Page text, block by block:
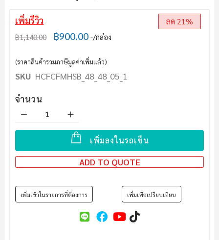
เพิ่มรีวิว
฿1,140.00 ฿900.00 /กล่อง
ลด 21%
(ราคาสินค้ารวมภาษีมูลค่าเพิ่มแล้ว)
SKU HCFCFMHSB_48_48_05_1
จำนวน
เพิ่มลงในรถเข็น
ADD TO QUOTE
เพิ่มเข้าในรายการที่ต้องการ เพิ่มเพื่อเปรียบเทียบ